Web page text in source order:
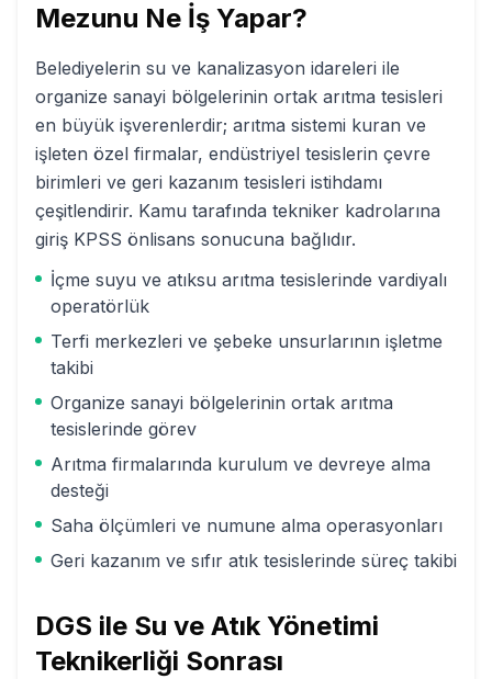
Mezunu Ne İş Yapar?
Belediyelerin su ve kanalizasyon idareleri ile
organize sanayi bölgelerinin ortak arıtma tesisleri
en büyük işverenlerdir; arıtma sistemi kuran ve
işleten özel firmalar, endüstriyel tesislerin çevre
birimleri ve geri kazanım tesisleri istihdamı
çeşitlendirir. Kamu tarafında tekniker kadrolarına
giriş KPSS önlisans sonucuna bağlıdır.
İçme suyu ve atıksu arıtma tesislerinde vardiyalı
operatörlük
Terfi merkezleri ve şebeke unsurlarının işletme
takibi
Organize sanayi bölgelerinin ortak arıtma
tesislerinde görev
Arıtma firmalarında kurulum ve devreye alma
desteği
Saha ölçümleri ve numune alma operasyonları
Geri kazanım ve sıfır atık tesislerinde süreç takibi
DGS ile Su ve Atık Yönetimi
Teknikerliği Sonrası